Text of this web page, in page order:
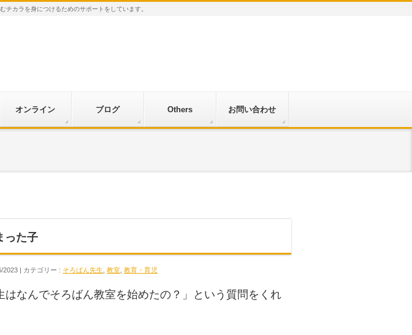
カラを身につけるためのサポートをしています。
オンライン ブログ Others お問い合わせ
った子
2023 カテゴリー : そろばん先生 教室 教育・育児
はなんでそろばん教室を始めたの？」という質問をくれ